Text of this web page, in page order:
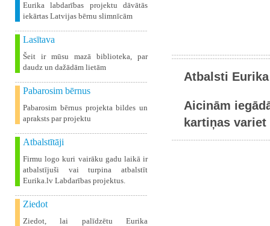
Eurika labdarības projektu dāvātās
iekārtas Latvijas bērnu slimnīcām
Lasītava
Šeit ir mūsu mazā biblioteka, par
daudz un dažādām lietām
Pabarosim bērnus
Pabarosim bērnus projekta bildes un
apraksts par projektu
Atbalstītāji
Firmu logo kuri vairāku gadu laikā ir
atbalstījuši vai turpina atbalstīt
Eurika.lv Labdarības projektus.
Ziedot
Ziedot, lai palīdzētu Eurika
Atbalsti
Aicinām
kartiņas variet